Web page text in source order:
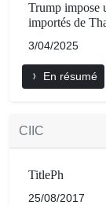
Trump impose
importés de
3/04/2025
En résumé
CIIC
TitlePh
25/08/2017